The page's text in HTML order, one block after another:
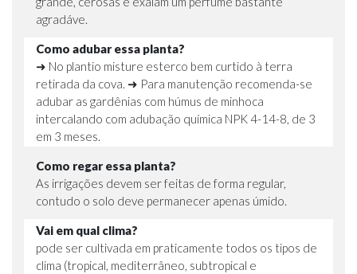
agradáve.
Como adubar essa planta?
➜ No plantio misture esterco bem curtido à terra
retirada da cova. ➜ Para manutenção recomenda-se
adubar as gardênias com húmus de minhoca
intercalando com adubação química NPK 4-14-8, de 3
em 3 meses.
Como regar essa planta?
As irrigações devem ser feitas de forma regular,
contudo o solo deve permanecer apenas úmido.
Vai em qual clima?
pode ser cultivada em praticamente todos os tipos de
clima (tropical, mediterrâneo, subtropical e